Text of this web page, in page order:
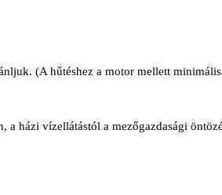
(A hűtéshez a motor mellett
házi vízellátástól a mezőgazdasági